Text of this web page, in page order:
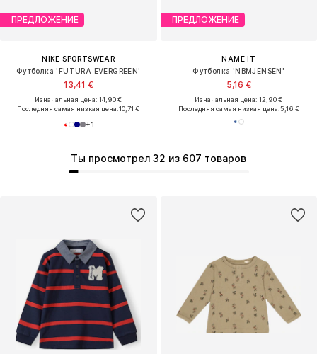
ПРЕДЛОЖЕНИЕ
NIKE SPORTSWEAR
Футболка 'FUTURA EVERGREEN'
13,41 €
Изначальная цена: 14,90 €
Последняя самая низкая цена:10,71 €
+1
ПРЕДЛОЖЕНИЕ
NAME IT
Футболка 'NBMJENSEN'
5,16 €
Изначальная цена: 12,90 €
Последняя самая низкая цена:5,16 €
Ты просмотрел 32 из 607 товаров